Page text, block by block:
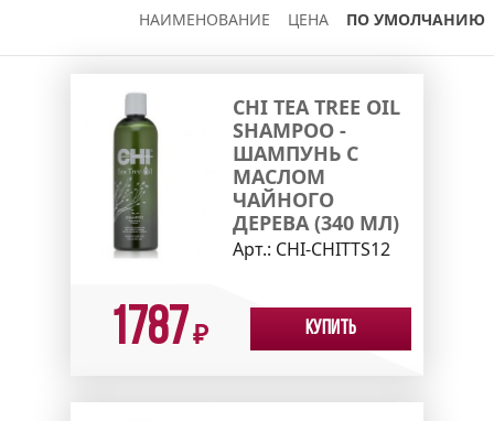
НАИМЕНОВАНИЕ
ЦЕНА ПО УМОЛЧАНИЮ
CHI TEA TREE OIL
SHAMPOO -
ШАМПУНЬ С
МАСЛОМ
ЧАЙНОГО
ДЕРЕВА (340 МЛ)
Арт.: CHI-CHITTS12
1787₽ Купить